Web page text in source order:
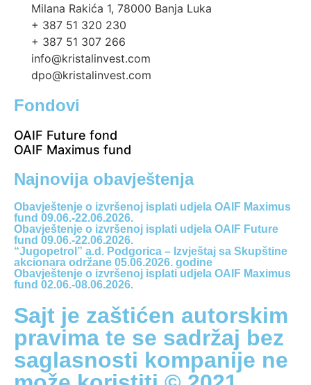
Milana Rakića 1, 78000 Banja Luka
+ 387 51 320 230
+ 387 51 307 266
info@kristalinvest.com
dpo@kristalinvest.com
Fondovi
OAIF Future fond
OAIF Maximus fund
Najnovija obavještenja
Obavještenje o izvršenoj isplati udjela OAIF Maximus
fund 09.06.-22.06.2026.
Obavještenje o izvršenoj isplati udjela OAIF Future
fund 09.06.-22.06.2026.
“Jugopetrol” a.d. Podgorica – Izvještaj sa Skupštine
akcionara održane 05.06.2026. godine
Obavještenje o izvršenoj isplati udjela OAIF Maximus
fund 02.06.-08.06.2026.
Sajt je zaštićen autorskim
pravima te se sadržaj bez
saglasnosti kompanije ne